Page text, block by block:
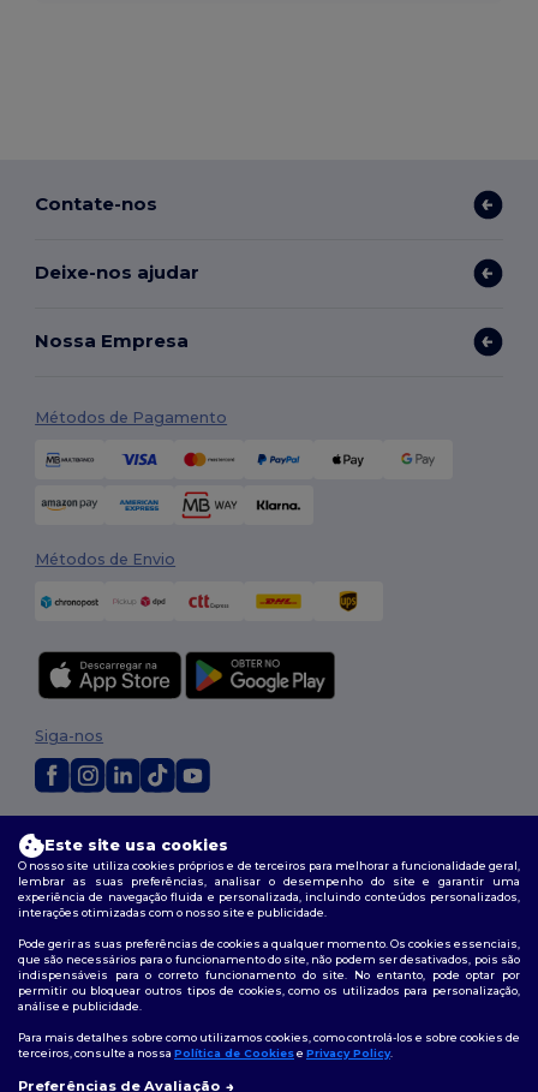
Contate-nos
Deixe-nos ajudar
Nossa Empresa
Métodos de Pagamento
Métodos de Envio
Termos e Condições |Política de personalização
|Política de cookies|Mapa do Site
Siga-nos
Este site usa cookies
O nosso site utiliza cookies próprios e de terceiros para melhorar a funcionalidade geral,
lembrar as suas preferências, analisar o desempenho do site e garantir uma
experiência de navegação fluida e personalizada, incluindo conteúdos personalizados,
interações otimizadas com o nosso site e publicidade.
Pode gerir as suas preferências de cookies a qualquer momento. Os cookies essenciais,
que são necessários para o funcionamento do site, não podem ser desativados, pois são
indispensáveis para o correto funcionamento do site. No entanto, pode optar por
permitir ou bloquear outros tipos de cookies, como os utilizados para personalização,
análise e publicidade.
Para mais detalhes sobre como utilizamos cookies, como controlá-los e sobre cookies de
terceiros, consulte a nossa Política de Cookiese Privacy Policy.
Preferências de Avaliação